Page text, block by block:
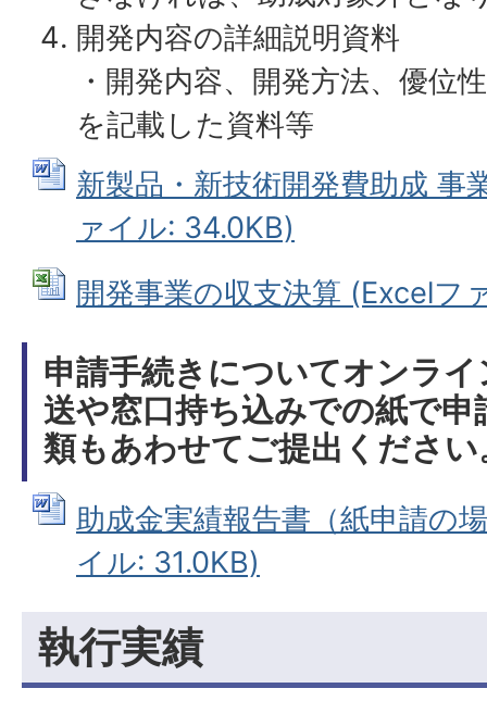
開発内容の詳細説明資料
・開発内容、開発方法、優位
を記載した資料等
新製品・新技術開発費助成 事
ァイル: 34.0KB)
開発事業の収支決算 (Excelフ
申請手続きについてオンラ
送や窓口持ち込みでの紙で
類もあわせてご提出ください
助成金実績報告書（紙申請の
イル: 31.0KB)
執行実績